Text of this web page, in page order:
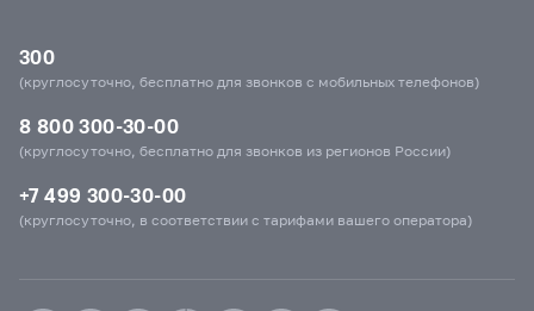
300
(круглосуточно, бесплатно для звонков с мобильных телефонов)
8 800 300-30-00
(круглосуточно, бесплатно для звонков из регионов России)
+7 499 300-30-00
(круглосуточно, в соответствии с тарифами вашего оператора)